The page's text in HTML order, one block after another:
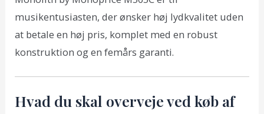
musikentusiasten, der ønsker høj lydkvalitet uden
at betale en høj pris, komplet med en robust
konstruktion og en femårs garanti.
Hvad du skal overveje ved køb af